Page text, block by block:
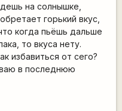
на солнышке,
горький вкус,
когда пьёшь дальше
то вкуса нету.
избавиться от сего?
в последнюю